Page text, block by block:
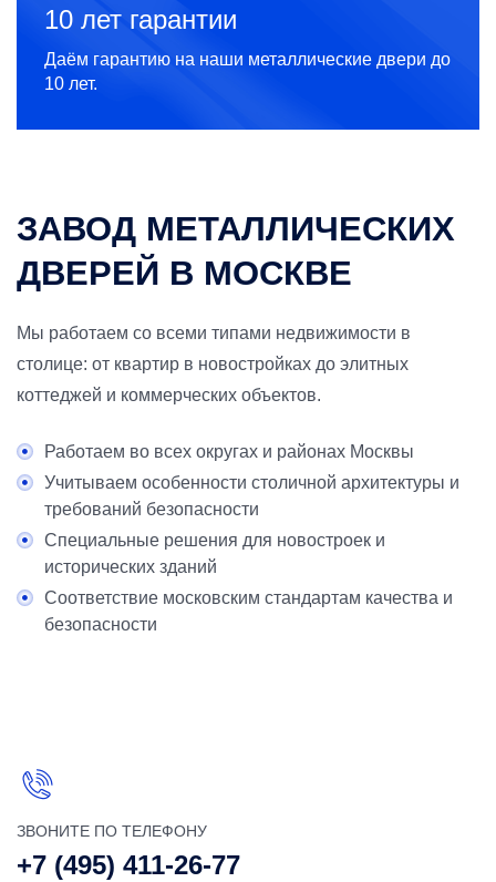
10 лет гарантии
Даём гарантию на наши металлические двери до
10 лет.
ЗАВОД МЕТАЛЛИЧЕСКИХ
ДВЕРЕЙ В МОСКВЕ
Мы работаем со всеми типами недвижимости в
столице: от квартир в новостройках до элитных
коттеджей и коммерческих объектов.
Работаем во всех округах и районах Москвы
Учитываем особенности столичной архитектуры и
требований безопасности
Специальные решения для новостроек и
исторических зданий
Соответствие московским стандартам качества и
безопасности
ЗВОНИТЕ ПО ТЕЛЕФОНУ
+7 (495) 411-26-77